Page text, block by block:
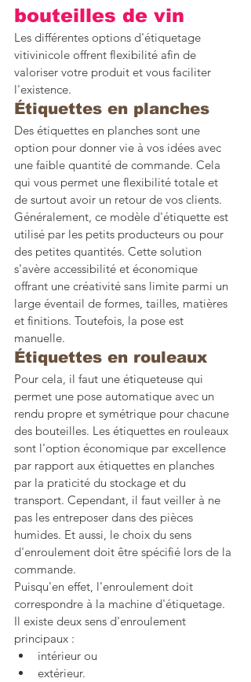
bouteilles de vin
Les différentes options d'étiquetage
vitivinicole offrent flexibilité afin de
valoriser votre produit et vous faciliter
l'existence.
Étiquettes en planches
Des étiquettes en planches sont une
option pour donner vie à vos idées avec
une faible quantité de commande. Cela
qui vous permet une flexibilité totale et
de surtout avoir un retour de vos clients.
Généralement, ce modèle d'étiquette est
utilisé par les petits producteurs ou pour
des petites quantités. Cette solution
s'avère accessibilité et économique
offrant une créativité sans limite parmi un
large éventail de formes, tailles, matières
et finitions. Toutefois, la pose est
manuelle.
Étiquettes en rouleaux
Pour cela, il faut une étiqueteuse qui
permet une pose automatique avec un
rendu propre et symétrique pour chacune
des bouteilles. Les étiquettes en rouleaux
sont l'option économique par excellence
par rapport aux étiquettes en planches
par la praticité du stockage et du
transport. Cependant, il faut veiller à ne
pas les entreposer dans des pièces
humides. Et aussi, le choix du sens
d'enroulement doit être spécifié lors de la
commande.
Puisqu'en effet, l'enroulement doit
correspondre à la machine d'étiquetage.
Il existe deux sens d'enroulement
principaux :
intérieur ou
extérieur.